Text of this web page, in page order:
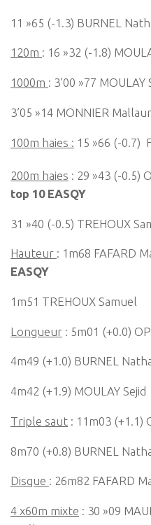
11 »65 (-1.3) BURNEL
120m : 16 »32 (-1.8)
1000m : 3’00 »77 MOULAY
3’05 »14 MONNIER
100m haies : 15 »66 (-0.7)
200m haies : 29 »43 (-0.5)
top 10 EASQY
31 »40 (-0.5) TREHOUX
Hauteur : 1m68 FAFARD
EASQY
1m51 TREHOUX Samuel
Longueur : 5m01 (+0.0)
4m49 (+1.0) BURNEL
4m42 (+1.9) MOULAY Sejid
Triple saut : 11m03 (+1.1)
8m70 (+0.8) BURNEL
Disque : 26m82 FAFARD
4 x60m mixte : 30 »09